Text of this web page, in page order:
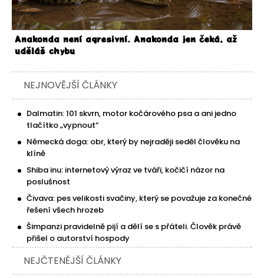
Anakonda není agresivní. Anakonda jen čeká, až
uděláš chybu
NEJNOVĚJŠÍ ČLÁNKY
Dalmatin: 101 skvrn, motor kočárového psa a ani jedno
tlačítko „vypnout“
Německá doga: obr, který by nejraději seděl člověku na
klíně
Shiba inu: internetový výraz ve tváři, kočičí názor na
poslušnost
Čivava: pes velikosti svačiny, který se považuje za konečné
řešení všech hrozeb
Šimpanzi pravidelně pijí a dělí se s přáteli. Člověk právě
přišel o autorství hospody
NEJČTENĚJŠÍ ČLÁNKY